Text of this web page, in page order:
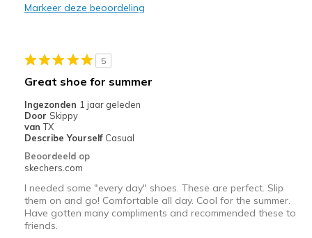
Travel
Width
Feels too wide
Sizing
View On Shoes
Shoes are for Wearing
Markeer deze beoordeling
5
Great shoe for summer
Ingezonden 1 jaar geleden
Door Skippy
van TX
Describe Yourself Casual
Beoordeeld op
skechers.com
I needed some "every day" shoes. These are perfect. Slip
them on and go! Comfortable all day. Cool for the summer.
Have gotten many compliments and recommended these to
friends.